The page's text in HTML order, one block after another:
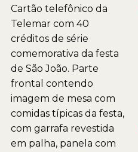
Cartão telefônico da
Telemar com 40
créditos de série
comemorativa da festa
de São João. Parte
frontal contendo
imagem de mesa com
comidas típicas da festa,
com garrafa revestida
em palha, panela com